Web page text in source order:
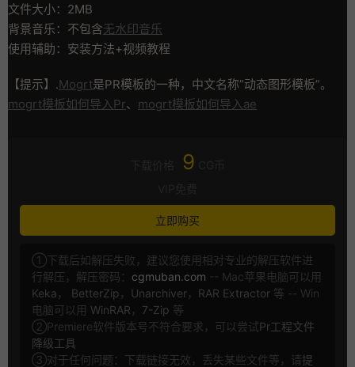
文件大小：2MB
背景音乐：不包含无水印音乐
使用辅助：安装方法+视频教程
【提示】.Mogrt是PR模板的一种，中文名称”动态图形模板”。
mogrt模板如何导入Pr、 mogrt模板如何导入ae
9
立即购买
①下载后如解压失败，建议您使用相对专业的解压软件进
行解压，解压密码： cgmuban.com -- Mac苹果电脑可以用
Keka ， BetterZip ， Unarchiver， RAR Extractor 等 -- Win
电脑可以用 WinRAR ， 7-Zip 等
②Premiere软件版本号不符合要求，可以尝试Pr工程文件
降级工具
③对于任何问题：下载链接无效，丢失某些文件等，请提